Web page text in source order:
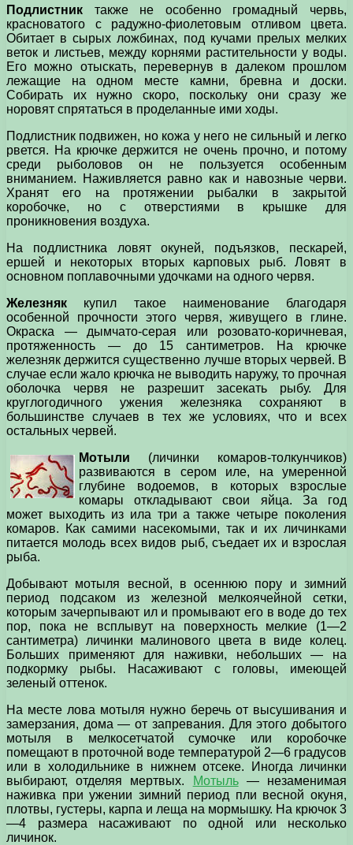
Подлистник также не особенно громадный червь,
красноватого с радужно-фиолетовым отливом цвета.
Обитает в сырых ложбинах, под кучами прелых мелких
веток и листьев, между корнями растительности у воды.
Его можно отыскать, перевернув в далеком прошлом
лежащие на одном месте камни, бревна и доски.
Собирать их нужно скоро, поскольку они сразу же
норовят спрятаться в проделанные ими ходы.
Подлистник подвижен, но кожа у него не сильный и легко
рвется. На крючке держится не очень прочно, и потому
среди рыболовов он не пользуется особенным
вниманием. Наживляется равно как и навозные черви.
Хранят его на протяжении рыбалки в закрытой
коробочке, но с отверстиями в крышке для
проникновения воздуха.
На подлистника ловят окуней, подъязков, пескарей,
ершей и некоторых вторых карповых рыб. Ловят в
основном поплавочными удочками на одного червя.
Железняк купил такое наименование благодаря
особенной прочности этого червя, живущего в глине.
Окраска — дымчато-серая или розовато-коричневая,
протяженность — до 15 сантиметров. На крючке
железняк держится существенно лучше вторых червей. В
случае если жало крючка не выводить наружу, то прочная
оболочка червя не разрешит засекать рыбу. Для
круглогодичного ужения железняка сохраняют в
большинстве случаев в тех же условиях, что и всех
остальных червей.
Мотыли (личинки комаров-толкунчиков)
развиваются в сером иле, на умеренной
глубине водоемов, в которых взрослые
комары откладывают свои яйца. За год
может выходить из ила три а также четыре поколения
комаров. Как самими насекомыми, так и их личинками
питается молодь всех видов рыб, съедает их и взрослая
рыба.
Добывают мотыля весной, в осеннюю пору и зимний
период подсаком из железной мелкоячейной сетки,
которым зачерпывают ил и промывают его в воде до тех
пор, пока не всплывут на поверхность мелкие (1—2
сантиметра) личинки малинового цвета в виде колец.
Больших применяют для наживки, небольших — на
подкормку рыбы. Насаживают с головы, имеющей
зеленый оттенок.
На месте лова мотыля нужно беречь от высушивания и
замерзания, дома — от запревания. Для этого добытого
мотыля в мелкосетчатой сумочке или коробочке
помещают в проточной воде температурой 2—6 градусов
или в холодильнике в нижнем отсеке. Иногда личинки
выбирают, отделяя мертвых.
Мотыль— незаменимая
наживка при ужении зимний период пли весной окуня,
плотвы, густеры, карпа и леща на мормышку. На крючок 3
—4 размера насаживают по одной или несколько
личинок.